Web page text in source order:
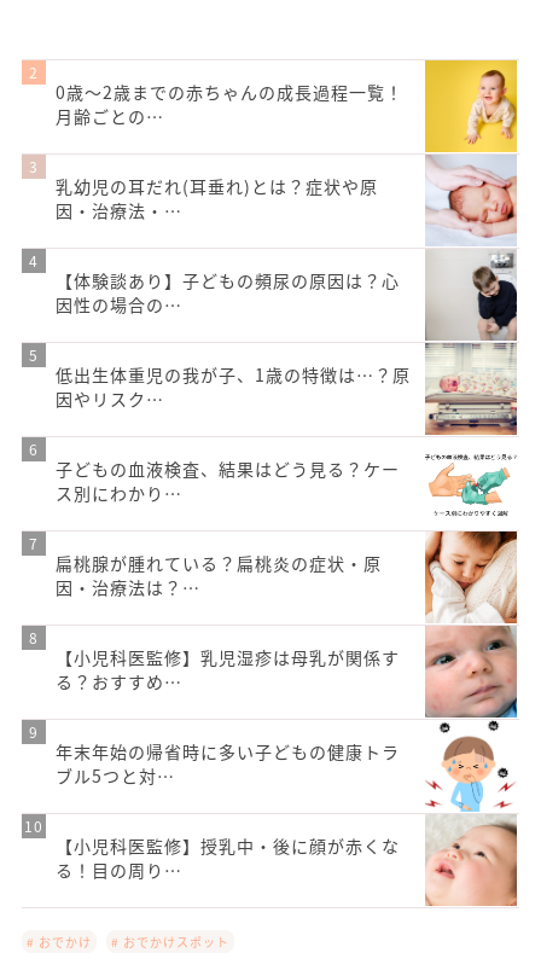
0歳〜2歳までの赤ちゃんの成長過程一覧！
月齢ごとの…
乳幼児の耳だれ(耳垂れ)とは？症状や原
因・治療法・…
【体験談あり】子どもの頻尿の原因は？心
因性の場合の…
低出生体重児の我が子、1歳の特徴は…？原
因やリスク…
子どもの血液検査、結果はどう見る？ケー
ス別にわかり…
扁桃腺が腫れている？扁桃炎の症状・原
因・治療法は？…
【小児科医監修】乳児湿疹は母乳が関係す
る？おすすめ…
年末年始の帰省時に多い子どもの健康トラ
ブル5つと対…
【小児科医監修】授乳中・後に顔が赤くな
る！目の周り…
# おでかけ # おでかけスポット